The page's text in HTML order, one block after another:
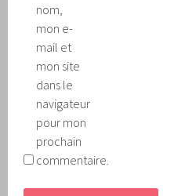
nom,
mon e-
mail et
mon site
dans le
navigateur
pour mon
prochain
commentaire.